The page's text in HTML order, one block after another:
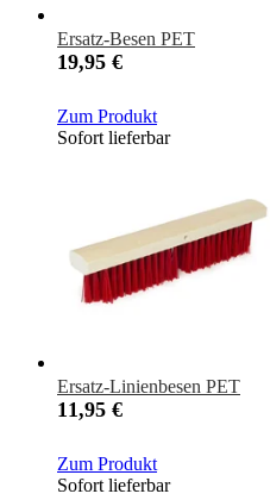
Ersatz-Besen PET
19,95 €
Zum Produkt
Sofort lieferbar
Ersatz-Linienbesen PET
11,95 €
Zum Produkt
Sofort lieferbar